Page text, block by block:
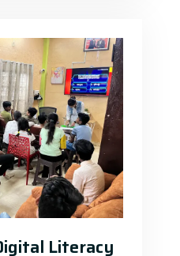
Literacy